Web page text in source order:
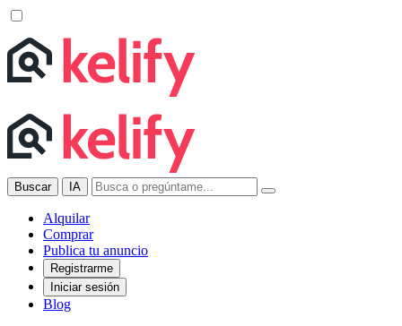
Buscar IA
Alquilar
Comprar
Publica tu anuncio
Registrarme
Iniciar sesión
Blog